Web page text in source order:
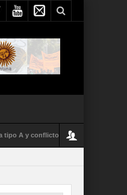
en todo el país: el parte de